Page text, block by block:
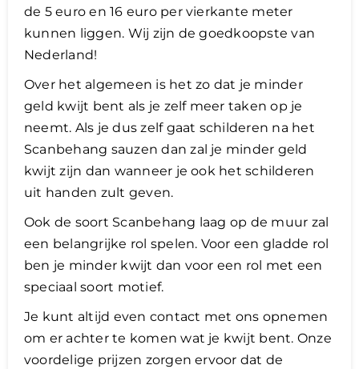
de 5 euro en 16 euro per vierkante meter
kunnen liggen. Wij zijn de goedkoopste van
Nederland!
Over het algemeen is het zo dat je minder
geld kwijt bent als je zelf meer taken op je
neemt. Als je dus zelf gaat schilderen na het
Scanbehang sauzen dan zal je minder geld
kwijt zijn dan wanneer je ook het schilderen
uit handen zult geven.
​Ook de soort Scanbehang laag op de muur zal
een belangrijke rol spelen. Voor een gladde rol
ben je minder kwijt dan voor een rol met een
speciaal soort motief.
Je kunt altijd even contact met ons opnemen
om er achter te komen wat je kwijt bent. Onze
voordelige prijzen zorgen ervoor dat de